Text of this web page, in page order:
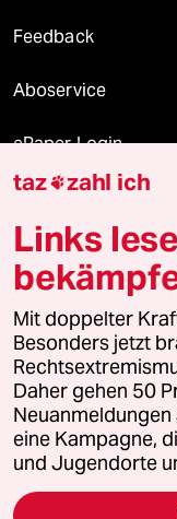
Feedback
Aboservice
ePaper Login
Downloads für
© 2026 taz Verlags
Alle Rechte vorbehalten.
wenden Sie sich bitte an
Feedback
Leitlinie Informant
Seitenwende
taz zahl ich
Links
Mit doppelter
Besonders jetzt
Daher gehen 50
Neuanmeldungen
eine Kampagne,
und Jugendorte